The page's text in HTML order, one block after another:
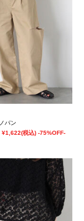
パン
¥1,622(税込) -75%OFF-